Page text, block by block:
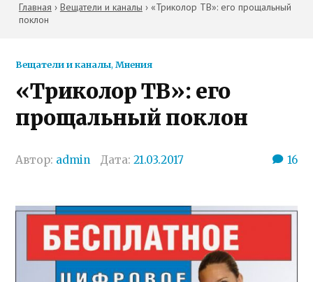
Главная › Вещатели и каналы › «Триколор ТВ»: его прощальный
поклон
Вещатели и каналы,Мнения
«Триколор ТВ»: его
прощальный поклон
Автор: admin Дата:21.03.2017 16